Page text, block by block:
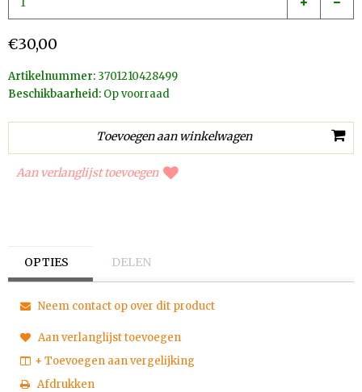
€30,00
Artikelnummer: 3701210428499
Beschikbaarheid: Op voorraad
Aan verlanglijst toevoegen
OPTIES DELEN
Neem contact op over dit product
Aan verlanglijst toevoegen
+ Toevoegen aan vergelijking
Afdrukken